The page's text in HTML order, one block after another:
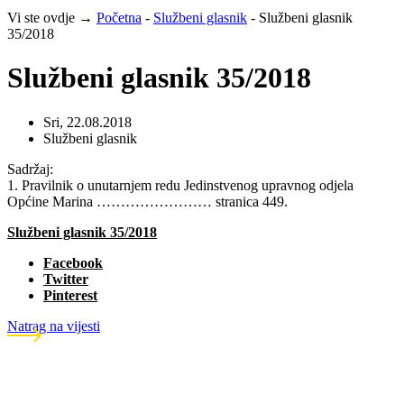
Vi ste ovdje → Početna - Službeni glasnik - Službeni glasnik
35/2018
Službeni glasnik 35/2018
Sri, 22.08.2018
Službeni glasnik
Sadržaj:
1. Pravilnik o unutarnjem redu Jedinstvenog upravnog odjela
Općine Marina …………………… stranica 449.
Službeni glasnik 35/2018
Facebook
Twitter
Pinterest
Natrag na vijesti